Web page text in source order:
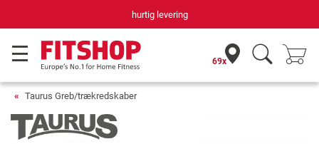
hurtig levering
69x
Taurus Greb/trækredskaber